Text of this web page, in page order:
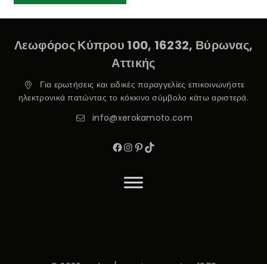
Λεωφόρος Κύπρου 100, 16232, Βύρωνας,
Αττικής
Για ερωτήσεις και ειδικές παραγγελίες επικοινωνήστε
ηλεκτρονικά πατώντας το κόκκινο σύμβολο κάτω αριστερά.
info@xerokamoto.com